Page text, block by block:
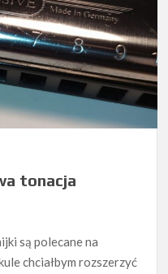
tonacja
są polecane na
chciałbym rozszerzyć